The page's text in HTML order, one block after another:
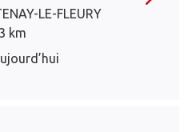
LE-FLEURY
km